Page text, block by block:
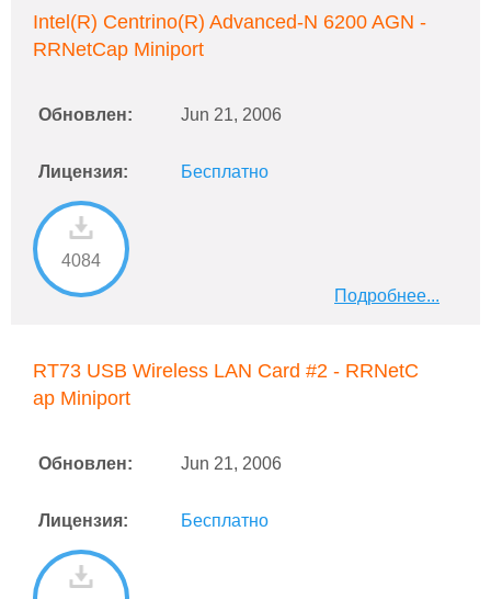
Intel(R) Centrino(R) Advanced-N 6200 AGN -
RRNetCap Miniport
Обновлен: Jun 21, 2006
Лицензия: Бесплатно
4084
Подробнее...
RT73 USB Wireless LAN Card #2 - RRNetC
ap Miniport
Обновлен: Jun 21, 2006
Лицензия: Бесплатно